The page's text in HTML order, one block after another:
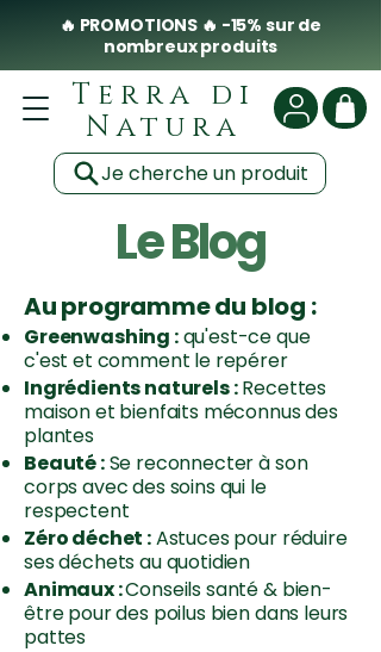
🔥 PROMOTIONS 🔥 -15% sur de
nombreux produits
Terra di
Natura
Je cherche un produit
Le Blog
Au programme du blog :
Greenwashing :qu'est-ce que
c'est et comment le repérer
Ingrédients naturels :Recettes
maison et bienfaits méconnus des
plantes
Beauté :Se reconnecter à son
corps avec des soins qui le
respectent
Zéro déchet :Astuces pour réduire
ses déchets au quotidien
Animaux :Conseils santé & bien-
être pour des poilus bien dans leurs
pattes